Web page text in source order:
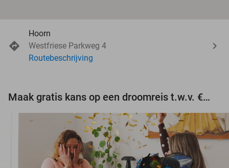
Hoorn
Westfriese Parkweg 4
Routebeschrijving
Maak gratis kans op een droomreis t.w.v. €3.000!